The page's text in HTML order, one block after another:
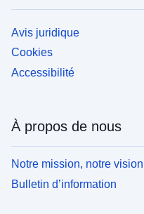
Avis juridique
Cookies
Accessibilité
À propos de nous
Notre mission, notre
Bulletin d’information